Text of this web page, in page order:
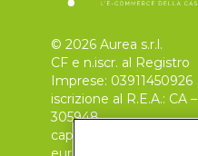
© 2026 Aurea s.r.l.
CF e n.iscr. al Registro
Imprese: 03911450926
iscrizione al R.E.A.: CA –
305948
capitale sociale 30.000